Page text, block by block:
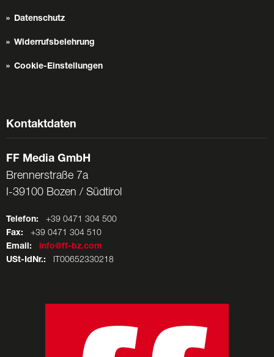
Datenschutz
Widerrufsbelehrung
Cookie-Einstellungen
Kontaktdaten
FF Media GmbH
Brennerstraße 7a
I-39100 Bozen / Südtirol
Telefon: +39 0471 304 500
Fax: +39 0471 304 510
Email:
info@ff-bz.com
USt-IdNr.: IT00652330218